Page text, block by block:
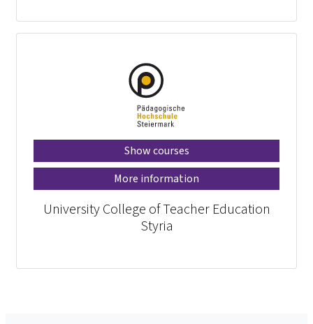
Show courses
More information
University College of Teacher Education
Styria